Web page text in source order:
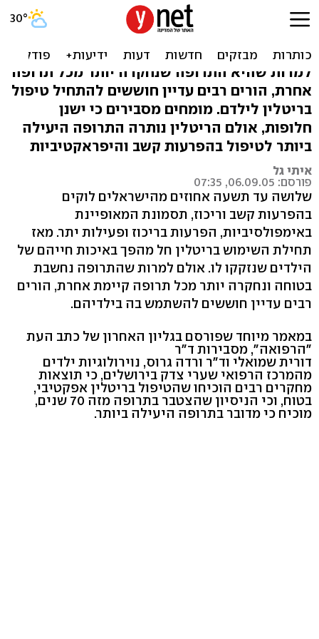
הפרעות קשב וריכוז: על
ריטלין ותרופות אחרות
למרות שהיא התרופה שנחקרה יותר מכל תרופה
אחרת, הורים רבים עדיין חוששים להתחיל טיפול
בריטלין לילדם. מומחים מסבירים כי ישנן
חלופות, אולם הריטלין נותרה התרופה היעילה
ביותר לטיפול בהפרעות קשב והיפראקטיביות
איתי גל
פורסם: 06.09.05, 07:35
שלושה עד תשעה אחוזים מהישראלים לוקים
בהפרעות קשב וריכוז, תסמונת המאופיינת
באימפולסיביות, הפרעות בריכוז ופעילות יתר. מאז
תחילת השימוש בריטלין חל מהפך באיכות חייהם של
הילדים שנזקקו לו. אולם למרות שהתרופה נחשבת
בטוחה ונחקרה יותר מכל תרופה קיימת אחרת, הורים
רבים עדיין חוששים להשתמש בה בילדיהם.
במאמר מיוחד שפורסם בגליון האחרון של כתב העת
"הרפואה", מסבירות ד"ר
דורית שמואלי וד"ר ורדה גרוס, נוירולוגיות ילדים
מהמרכז הרפואי שערי צדק בירושלים, כי תוצאות
מחקרים רבים הוכיחו שהטיפול בריטלין אפקטיבי,
בטוח, וכי הניסיון שהצטבר בתרופה מזה 70 שנים,
מוכיח כי מדובר בתרופה היעילה ביותר.